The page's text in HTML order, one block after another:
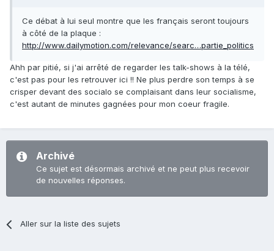
Ce débat à lui seul montre que les français seront toujours
à côté de la plaque :
http://www.dailymotion.com/relevance/searc…partie_politics
Ahh par pitié, si j'ai arrêté de regarder les talk-shows à la télé,
c'est pas pour les retrouver ici !! Ne plus perdre son temps à se
crisper devant des socialo se complaisant dans leur socialisme,
c'est autant de minutes gagnées pour mon coeur fragile.
Archivé
Ce sujet est désormais archivé et ne peut plus recevoir
de nouvelles réponses.
Aller sur la liste des sujets